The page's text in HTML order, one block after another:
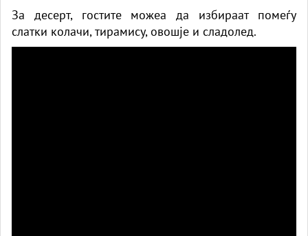
За десерт, гостите можea да избираат помеѓу
слатки колачи, тирамису, овошје и сладолед.